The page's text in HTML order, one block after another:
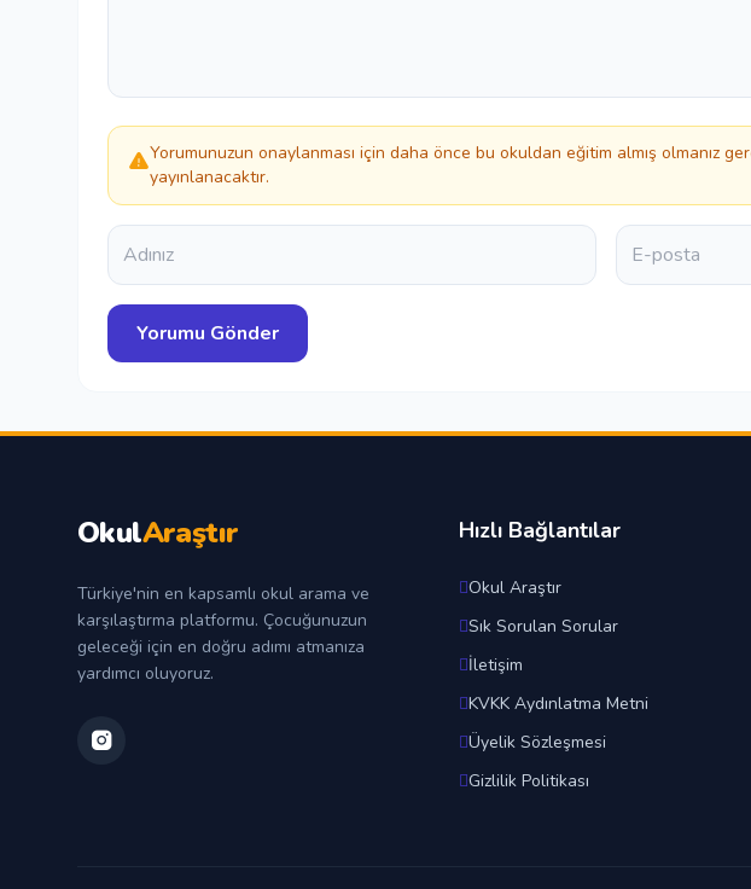
Yorumunuzun onaylanması için daha önce bu okuldan eğitim almış olmanız
yayınlanacaktır.
OkulAraştır
Türkiye'nin en kapsamlı okul arama ve
karşılaştırma platformu. Çocuğunuzun
geleceği için en doğru adımı atmanıza
yardımcı oluyoruz.
Hızlı Bağlantılar
Okul Araştır
Sık Sorulan Sorular
İletişim
KVKK Aydınlatma Metni
Üyelik Sözleşmesi
Gizlilik Politikası